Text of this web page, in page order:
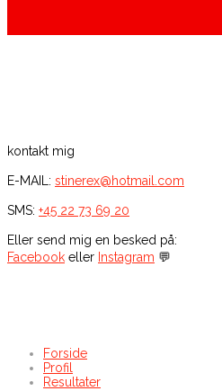
kontakt mig
E-MAIL: stinerex@hotmail.com
SMS: +45 22 73 69 20
Eller send mig en besked på:
Facebook eller Instagram 💬
Forside
Profil
Resultater